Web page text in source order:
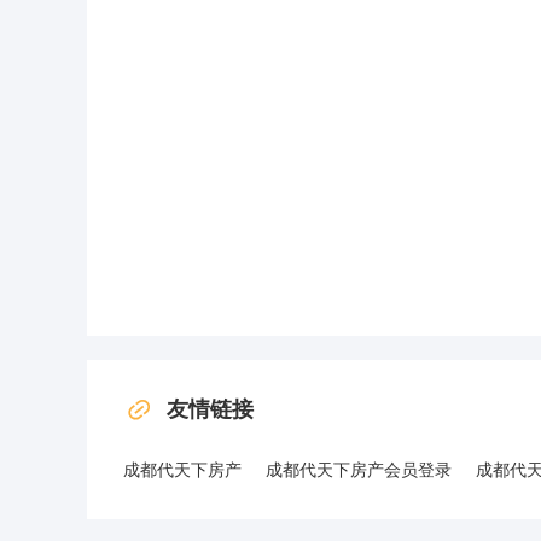
友情链接
成都代天下房产 成都代天下房产会员登录 成都代